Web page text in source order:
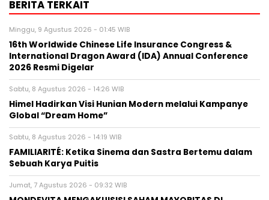
BERITA TERKAIT
Minggu, 9 Agustus 2026 - 01:45 WIB
16th Worldwide Chinese Life Insurance Congress &
International Dragon Award (IDA) Annual Conference
2026 Resmi Digelar
Sabtu, 8 Agustus 2026 - 14:26 WIB
Himel Hadirkan Visi Hunian Modern melalui Kampanye
Global “Dream Home”
Sabtu, 8 Agustus 2026 - 14:19 WIB
FAMILIARITÉ: Ketika Sinema dan Sastra Bertemu dalam
Sebuah Karya Puitis
Jumat, 7 Agustus 2026 - 09:32 WIB